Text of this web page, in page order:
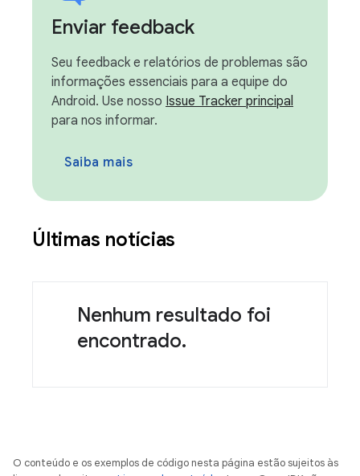
Enviar feedback
Seu feedback e relatórios de problemas são
informações essenciais para a equipe do
Android. Use nosso Issue Tracker principal
para nos informar.
Saiba mais
Últimas notícias
Nenhum resultado foi
encontrado.
O conteúdo e os exemplos de código nesta página estão sujeitos às